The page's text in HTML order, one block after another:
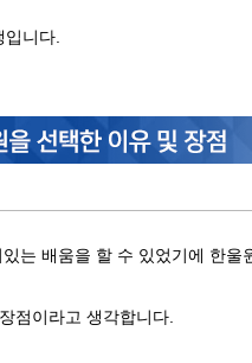
니다.
는 배움을 할 수 있었기에 한
점이라고 생각합니다.